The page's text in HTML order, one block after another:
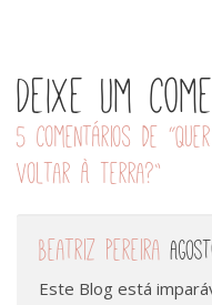
Deixe um
5 comentários de “
Voltar à Terra?”
Beatriz Pereira
Este Blog está